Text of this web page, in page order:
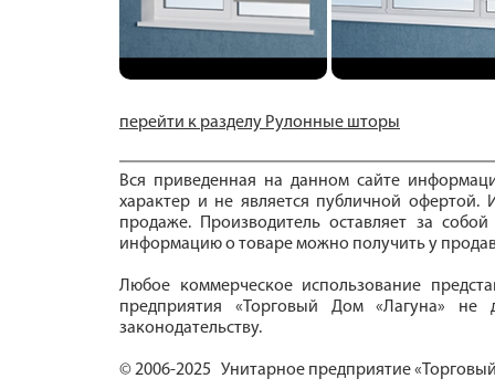
перейти к разделу Рулонные шторы
Вся приведенная на данном сайте
характер и не является публичной офертой.
продаже. Производитель оставляет за
информацию о товаре можно получить у
Любое коммерческое использование
предприятия «Торговый Дом «Лагуна» не
законодательству.
© 2006-2025 Унитарное предприятие